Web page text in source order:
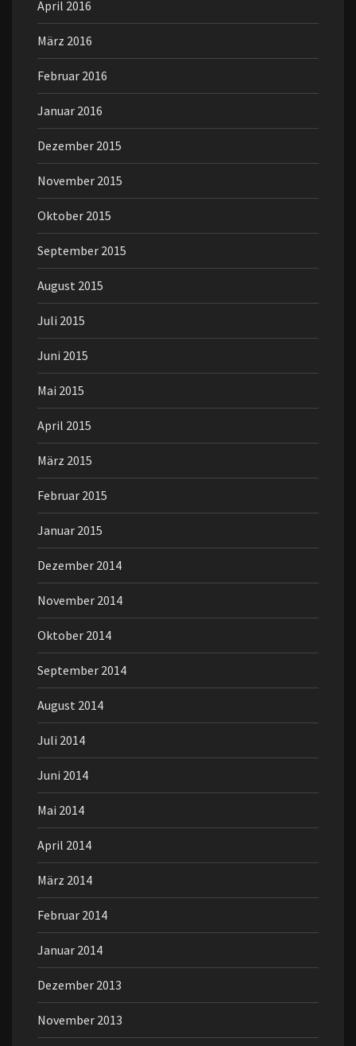
April 2016
März 2016
Februar 2016
Januar 2016
Dezember 2015
November 2015
Oktober 2015
September 2015
August 2015
Juli 2015
Juni 2015
Mai 2015
April 2015
März 2015
Februar 2015
Januar 2015
Dezember 2014
November 2014
Oktober 2014
September 2014
August 2014
Juli 2014
Juni 2014
Mai 2014
April 2014
März 2014
Februar 2014
Januar 2014
Dezember 2013
November 2013